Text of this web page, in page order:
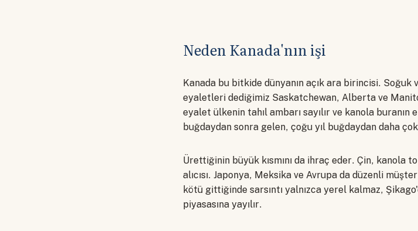
Neden Kanada'nın işi
Kanada bu bitkide dünyanın açık ara birincisi. Soğuk
eyaletleri dediğimiz Saskatchewan, Alberta ve
eyalet ülkenin tahıl ambarı sayılır ve kanola
buğdaydan sonra gelen, çoğu yıl buğdaydan daha
Ürettiğinin büyük kısmını da ihraç eder. Çin, kanola
alıcısı. Japonya, Meksika ve Avrupa da düzenli
kötü gittiğinde sarsıntı yalnızca yerel kalmaz,
piyasasına yayılır.